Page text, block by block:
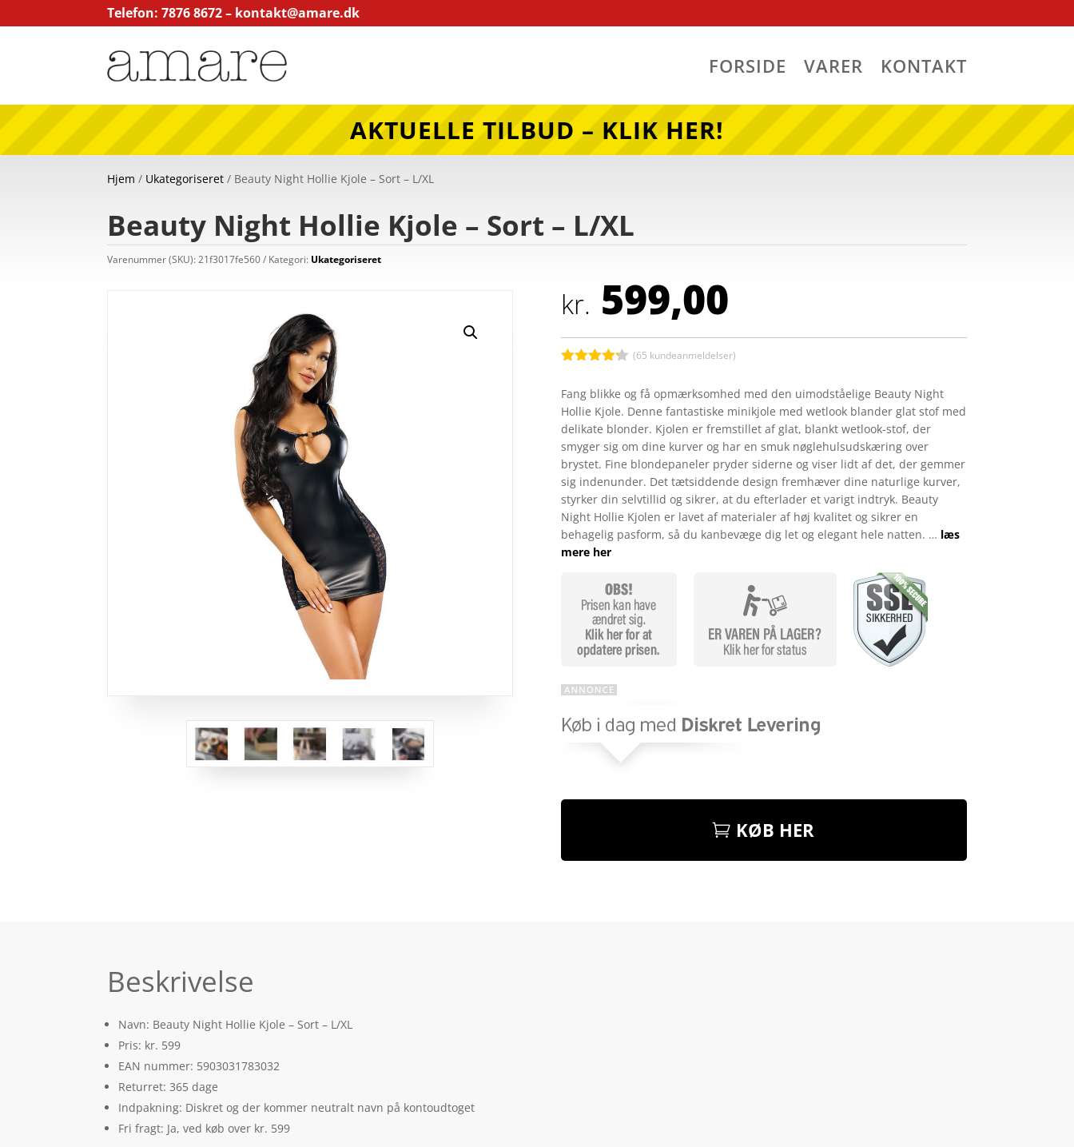
Telefon: 7876 8672 – kontakt@amare.dk
FORSIDE VARER KONTAKT
AKTUELLE TILBUD – KLIK HER!
Hjem / Ukategoriseret / Beauty Night Hollie Kjole – Sort – L/XL
Beauty Night Hollie Kjole – Sort – L/XL
Varenummer (SKU):21f3017fe560 Kategori: Ukategoriseret
kr. 599,00
ud af 5
baseret
på
kundebedø
mmelser
(65 kundeanmeldelser)
Fang blikke og få opmærksomhed med den uimodståelige Beauty Night
Hollie Kjole. Denne fantastiske minikjole med wetlook blander glat stof med
delikate blonder. Kjolen er fremstillet af glat, blankt wetlook-stof, der
smyger sig om dine kurver og har en smuk nøglehulsudskæring over
brystet. Fine blondepaneler pryder siderne og viser lidt af det, der gemmer
sig indenunder. Det tætsiddende design fremhæver dine naturlige kurver,
styrker din selvtillid og sikrer, at du efterlader et varigt indtryk. Beauty
Night Hollie Kjolen er lavet af materialer af høj kvalitet og sikrer en
behagelig pasform, så du kanbevæge dig let og elegant hele natten. … læs
mere her
KØB HER
Beskrivelse
Navn: Beauty Night Hollie Kjole – Sort – L/XL
Pris: kr. 599
EAN nummer: 5903031783032
Returret: 365 dage
Indpakning: Diskret og der kommer neutralt navn på kontoudtoget
Fri fragt: Ja, ved køb over kr. 599